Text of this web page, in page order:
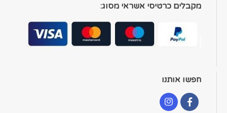
מקבלים כרטיסי אשראי מסוג:
חפשו אותנו